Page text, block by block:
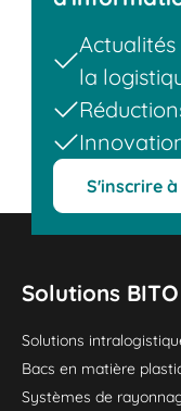
la
S'inscrire
Solutions BITO
Solutions
Bacs en matière
Systèmes de